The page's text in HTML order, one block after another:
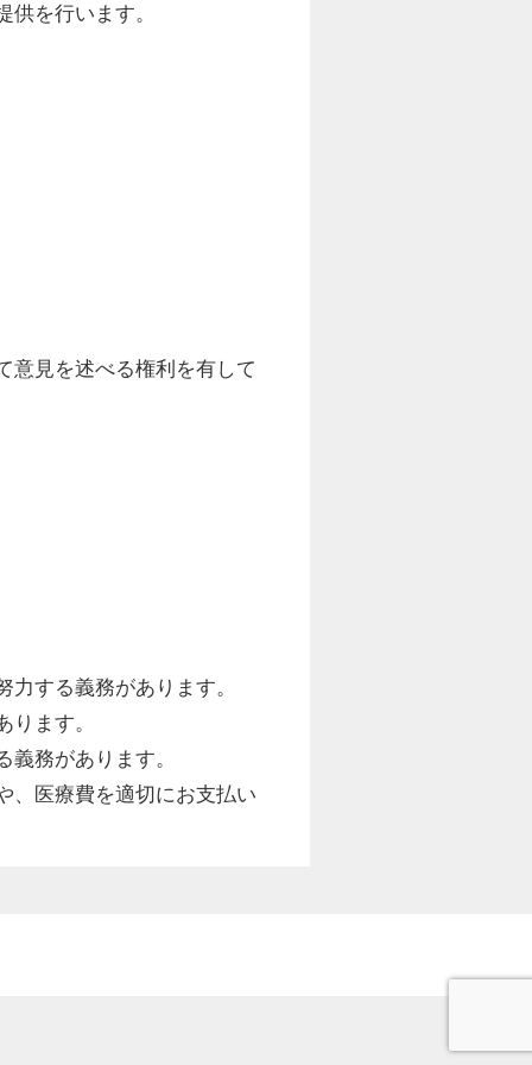
を行います。
意見を述べる権利を有して
する義務があります。
ます。
務があります。
、医療費を適切にお支払い